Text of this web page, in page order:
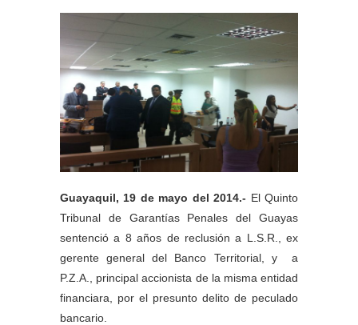
Guayaquil, 19 de mayo del 2014.- El Quinto
Tribunal de Garantías Penales del Guayas
sentenció a 8 años de reclusión a L.S.R., ex
gerente general del Banco Territorial, y a
P.Z.A., principal accionista de la misma entidad
financiara, por el presunto delito de peculado
bancario.